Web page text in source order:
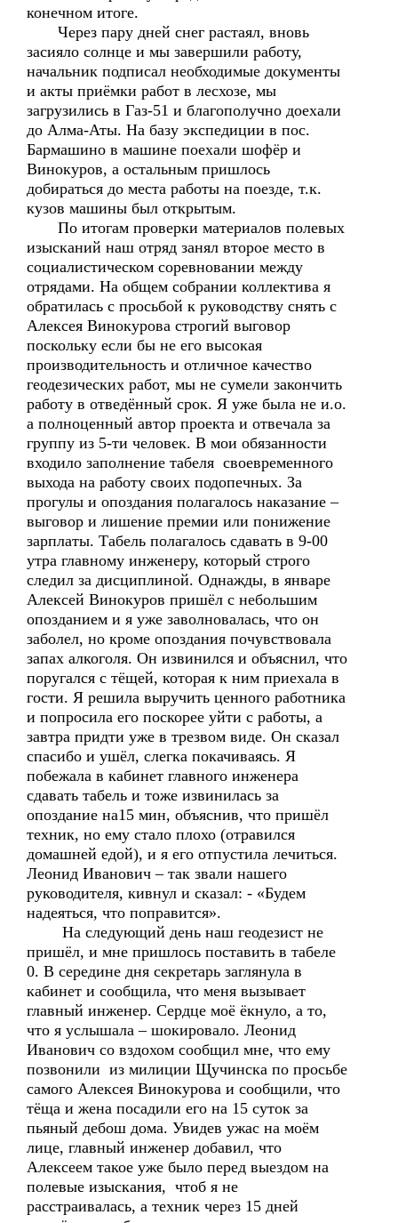
конечном итоге.
Через пару дней снег растаял, вновь
засияло солнце и мы завершили работу,
начальник подписал необходимые документы
и акты приёмки работ в лесхозе, мы
загрузились в Газ-51 и благополучно доехали
до Алма-Аты. На базу экспедиции в пос.
Бармашино в машине поехали шофёр и
Винокуров, а остальным пришлось
добираться до места работы на поезде, т.к.
кузов машины был открытым.
По итогам проверки материалов полевых
изысканий наш отряд занял второе место в
социалистическом соревновании между
отрядами. На общем собрании коллектива я
обратилась с просьбой к руководству снять с
Алексея Винокурова строгий выговор
поскольку если бы не его высокая
производительность и отличное качество
геодезических работ, мы не сумели закончить
работу в отведённый срок. Я уже была не и.о.
а полноценный автор проекта и отвечала за
группу из 5-ти человек. В мои обязанности
входило заполнение табеля своевременного
выхода на работу своих подопечных. За
прогулы и опоздания полагалось наказание –
выговор и лишение премии или понижение
зарплаты. Табель полагалось сдавать в 9-00
утра главному инженеру, который строго
следил за дисциплиной. Однажды, в январе
Алексей Винокуров пришёл с небольшим
опозданием и я уже заволновалась, что он
заболел, но кроме опоздания почувствовала
запах алкоголя. Он извинился и объяснил, что
поругался с тёщей, которая к ним приехала в
гости. Я решила выручить ценного работника
и попросила его поскорее уйти с работы, а
завтра придти уже в трезвом виде. Он сказал
спасибо и ушёл, слегка покачиваясь. Я
побежала в кабинет главного инженера
сдавать табель и тоже извинилась за
опоздание на15 мин, объяснив, что пришёл
техник, но ему стало плохо (отравился
домашней едой), и я его отпустила лечиться.
Леонид Иванович – так звали нашего
руководителя, кивнул и сказал: - «Будем
надеяться, что поправится».
На следующий день наш геодезист не
пришёл, и мне пришлось поставить в табеле
0. В середине дня секретарь заглянула в
кабинет и сообщила, что меня вызывает
главный инженер. Сердце моё ёкнуло, а то,
что я услышала – шокировало. Леонид
Иванович со вздохом сообщил мне, что ему
позвонили из милиции Щучинска по просьбе
самого Алексея Винокурова и сообщили, что
тёща и жена посадили его на 15 суток за
пьяный дебош дома. Увидев ужас на моём
лице, главный инженер добавил, что
Алексеем такое уже было перед выездом на
полевые изыскания, чтоб я не
расстраивалась, а техник через 15 дней